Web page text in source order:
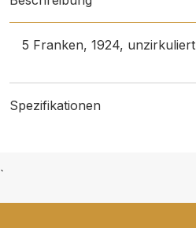
5 Franken, 1924, unzirkuliert
Spezifikationen
`